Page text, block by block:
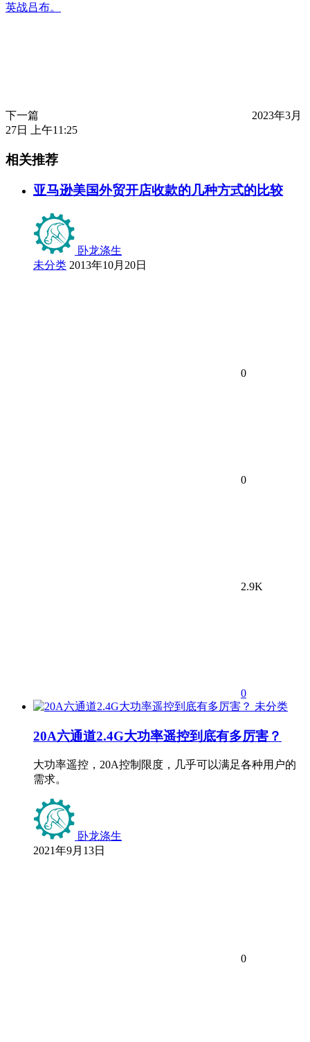
英战吕布。
下一篇
2023年3月
27日 上午11:25
相关推荐
亚马逊美国外贸开店收款的几种方式的比较
卧龙涤生
未分类 2013年10月20日
0
0
2.9K
0
未分类
20A六通道2.4G大功率遥控到底有多厉害？
大功率遥控，20A控制限度，几乎可以满足各种用户的
需求。
卧龙涤生
2021年9月13日
0